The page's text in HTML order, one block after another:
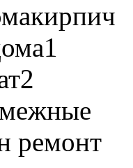
кирпич
1
2
ремонт